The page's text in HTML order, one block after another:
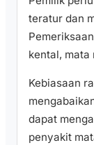
teratur dan
kental, mata
Kebiasaan
dapat
penyakit